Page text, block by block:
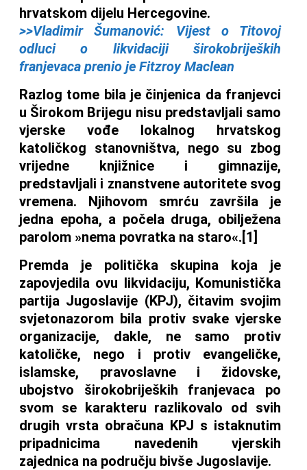
hrvatskom dijelu Hercegovine.
>>Vladimir Šumanović: Vijest o Titovoj
odluci o likvidaciji širokobrijeških
franjevaca prenio je Fitzroy Maclean
Razlog tome bila je činjenica da franjevci
u Širokom Brijegu nisu predstavljali samo
vjerske vođe lokalnog hrvatskog
katoličkog stanovništva, nego su zbog
vrijedne knjižnice i gimnazije,
predstavljali i znanstvene autoritete svog
vremena. Njihovom smrću završila je
jedna epoha, a počela druga, obilježena
parolom »nema povratka na staro«.[1]
Premda je politička skupina koja je
zapovjedila ovu likvidaciju, Komunistička
partija Jugoslavije (KPJ), čitavim svojim
svjetonazorom bila protiv svake vjerske
organizacije, dakle, ne samo protiv
katoličke, nego i protiv evangeličke,
islamske, pravoslavne i židovske,
ubojstvo širokobrijeških franjevaca po
svom se karakteru razlikovalo od svih
drugih vrsta obračuna KPJ s istaknutim
pripadnicima navedenih vjerskih
zajednica na području bivše Jugoslavije.